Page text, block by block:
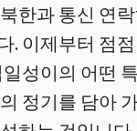
한과 통신 연
. 이제부터 점
성이의 어떤
정기를 담아